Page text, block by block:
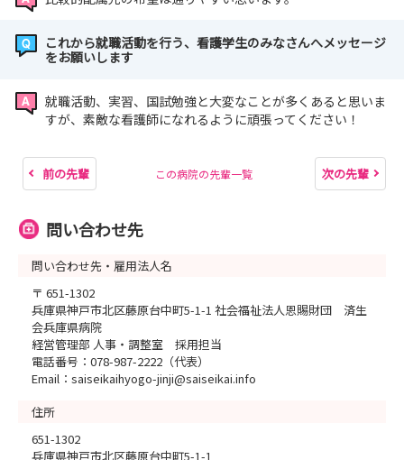
これから就職活動を行う、看護学生のみなさんへメッセージ
をお願いします
就職活動、実習、国試勉強と大変なことが多くあると思いま
すが、素敵な看護師になれるように頑張ってください！
前の先輩 この病院の先輩一覧 次の先輩
問い合わせ先
問い合わせ先・雇用法人名
〒 651-1302
兵庫県神戸市北区藤原台中町5-1-1 社会福祉法人恩賜財団 済生
会兵庫県病院
経営管理部 人事・調整室 採用担当
電話番号：078-987-2222（代表）
Email：saiseikaihyogo-jinji@saiseikai.info
住所
651-1302
兵庫県神戸市北区藤原台中町5-1-1